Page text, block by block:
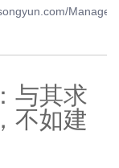
Manage/
与其求
不如建